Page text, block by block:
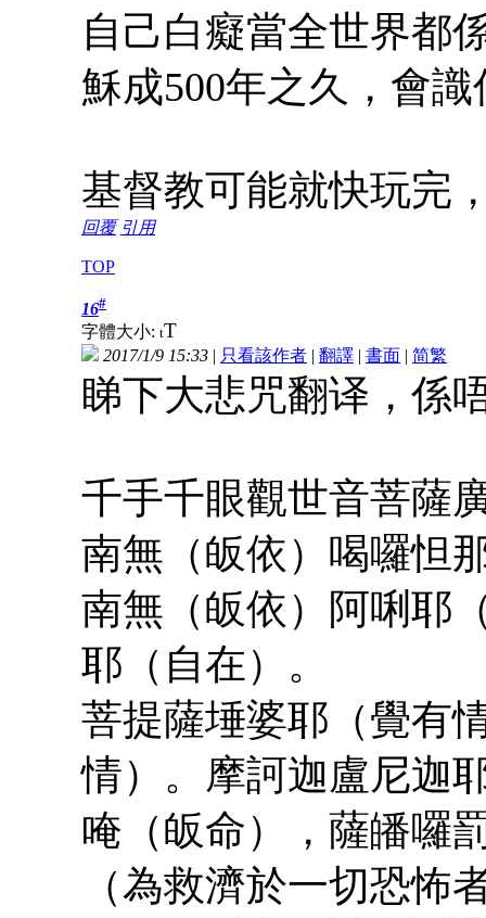
自己白癡當全世界都
穌成500年之久，會
基督教可能就快玩完
回覆 引用
TOP
16#
字體大小: tT
2017/1/9 15:33 | 只看該作者 | 翻譯 | 書面 | 简繁
睇下大悲咒翻译，係
千手千眼觀世音菩薩
南無（皈依）喝囉怛
南無（皈依）阿唎耶
耶（自在）。
菩提薩埵婆耶（覺有
情）。摩訶迦盧尼迦
唵（皈命），薩皤囉
（為救濟於一切恐怖